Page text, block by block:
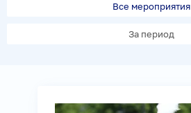
Все мероприятия
За период